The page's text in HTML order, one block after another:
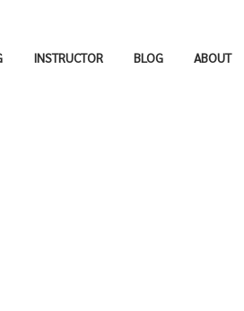
INSTRUCTOR BLOG ABOUT